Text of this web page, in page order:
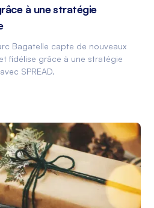
à une stratégie
Bagatelle capte de nouveaux
fidélise grâce à une stratégie
SPREAD.